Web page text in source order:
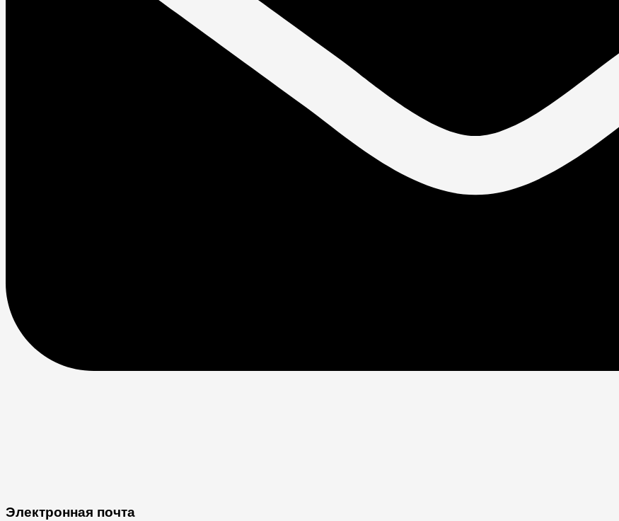
Электронная почта